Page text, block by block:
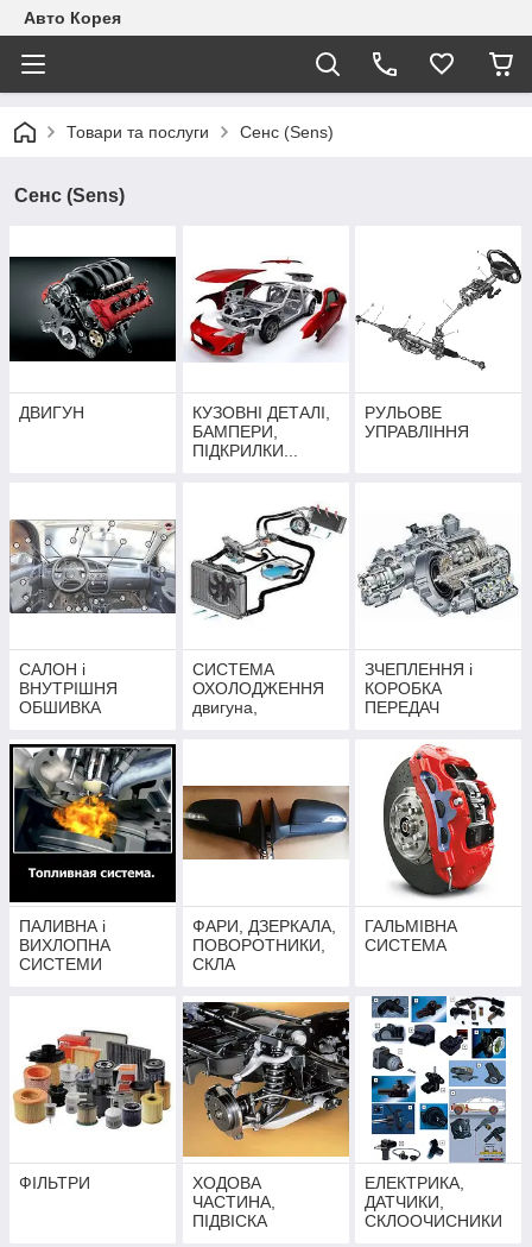
Авто Корея
Товари та послуги Сенс (Sens)
Сенс (Sens)
ДВИГУН
КУЗОВНІ ДЕТАЛІ,
БАМПЕРИ,
ПІДКРИЛКИ...
РУЛЬОВЕ
УПРАВЛІННЯ
САЛОН і
ВНУТРІШНЯ
ОБШИВКА
СИСТЕМА
ОХОЛОДЖЕННЯ
двигуна,
ЗЧЕПЛЕННЯ і
КОРОБКА
ПЕРЕДАЧ
ПАЛИВНА і
ВИХЛОПНА
СИСТЕМИ
ФАРИ, ДЗЕРКАЛА,
ПОВОРОТНИКИ,
СКЛА
ГАЛЬМІВНА
СИСТЕМА
ФІЛЬТРИ
ХОДОВА
ЧАСТИНА,
ПІДВІСКА
ЕЛЕКТРИКА,
ДАТЧИКИ,
СКЛООЧИСНИКИ